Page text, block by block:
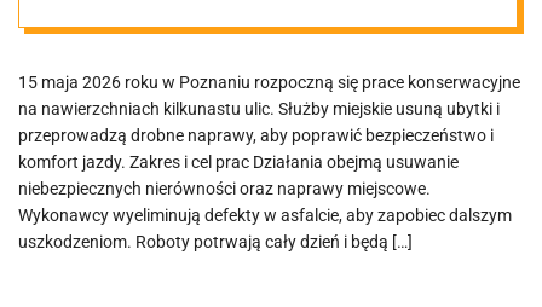
15 maja 2026 roku w Poznaniu rozpoczną się prace konserwacyjne
na nawierzchniach kilkunastu ulic. Służby miejskie usuną ubytki i
przeprowadzą drobne naprawy, aby poprawić bezpieczeństwo i
komfort jazdy. Zakres i cel prac Działania obejmą usuwanie
niebezpiecznych nierówności oraz naprawy miejscowe.
Wykonawcy wyeliminują defekty w asfalcie, aby zapobiec dalszym
uszkodzeniom. Roboty potrwają cały dzień i będą […]